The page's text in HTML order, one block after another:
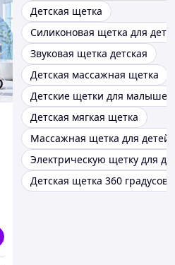
Детская щетка
Силиконовая щетка для
Звуковая щетка детская
Детская массажная щетка
Детские щетки для малышей
Детская мягкая щетка
Массажная щетка для детей
Электрическую щетку для
Детская щетка 360 градусов